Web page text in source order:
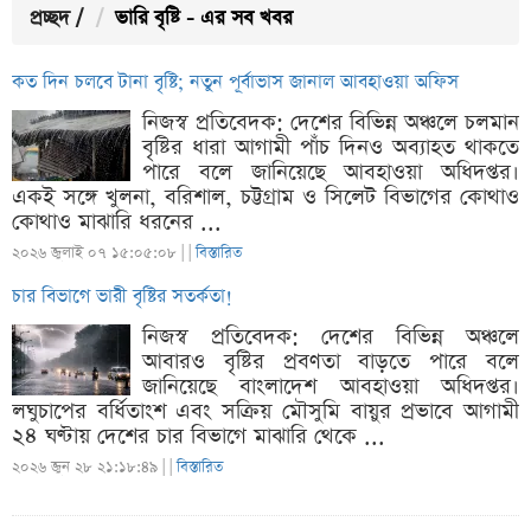
প্রচ্ছদ / ভারি বৃষ্টি - এর সব খবর
কত দিন চলবে টানা বৃষ্টি; নতুন পূর্বাভাস জানাল আবহাওয়া অফিস
নিজস্ব প্রতিবেদক: দেশের বিভিন্ন অঞ্চলে চলমান
বৃষ্টির ধারা আগামী পাঁচ দিনও অব্যাহত থাকতে
পারে বলে জানিয়েছে আবহাওয়া অধিদপ্তর।
একই সঙ্গে খুলনা, বরিশাল, চট্টগ্রাম ও সিলেট বিভাগের কোথাও
কোথাও মাঝারি ধরনের ...
২০২৬ জুলাই ০৭ ১৫:০৫:০৮ | |বিস্তারিত
চার বিভাগে ভারী বৃষ্টির সতর্কতা!
নিজস্ব প্রতিবেদক: দেশের বিভিন্ন অঞ্চলে
আবারও বৃষ্টির প্রবণতা বাড়তে পারে বলে
জানিয়েছে বাংলাদেশ আবহাওয়া অধিদপ্তর।
লঘুচাপের বর্ধিতাংশ এবং সক্রিয় মৌসুমি বায়ুর প্রভাবে আগামী
২৪ ঘণ্টায় দেশের চার বিভাগে মাঝারি থেকে ...
২০২৬ জুন ২৮ ২১:১৮:৪৯ | |বিস্তারিত